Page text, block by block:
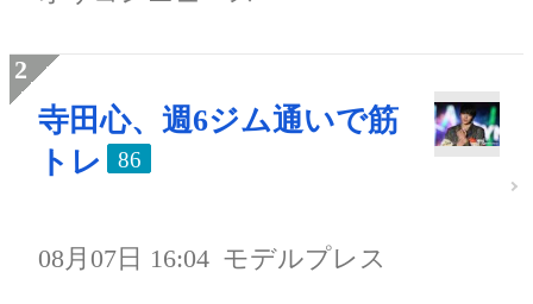
寺田心、週6ジム通いで筋
トレ
86
08月07日 16:04 モデルプレス